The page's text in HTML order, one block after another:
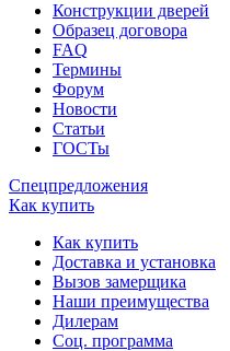
Конструкции дверей
Образец договора
FAQ
Термины
Форум
Новости
Статьи
ГОСТы
Спецпредложения
Как купить
Как купить
Доставка и установка
Вызов замерщика
Наши преимущества
Дилерам
Соц. программа